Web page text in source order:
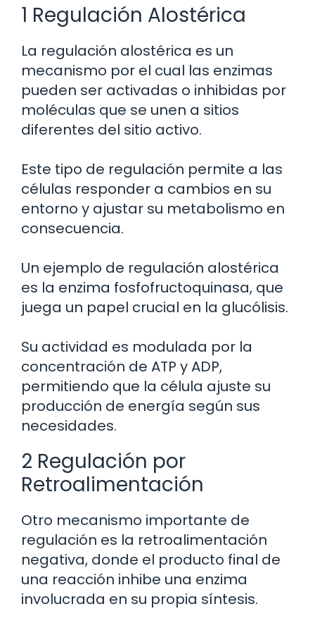
1 Regulación Alostérica
La regulación alostérica es un
mecanismo por el cual las enzimas
pueden ser activadas o inhibidas por
moléculas que se unen a sitios
diferentes del sitio activo.
Este tipo de regulación permite a las
células responder a cambios en su
entorno y ajustar su metabolismo en
consecuencia.
Un ejemplo de regulación alostérica
es la enzima fosfofructoquinasa, que
juega un papel crucial en la glucólisis.
Su actividad es modulada por la
concentración de ATP y ADP,
permitiendo que la célula ajuste su
producción de energía según sus
necesidades.
2 Regulación por
Retroalimentación
Otro mecanismo importante de
regulación es la retroalimentación
negativa, donde el producto final de
una reacción inhibe una enzima
involucrada en su propia síntesis.